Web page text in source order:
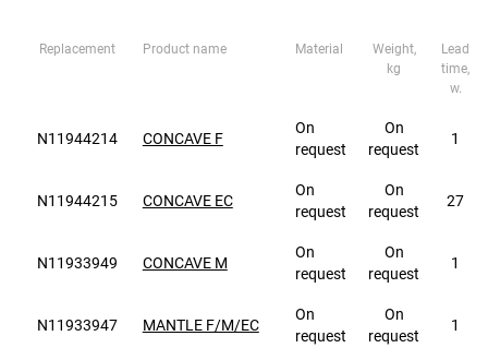
Replacement Product name Material
Weight,
kg
Lead
time,
w.
N11944214 CONCAVE F
On
request
On
request
1
N11944215 CONCAVE EC
On
request
On
request
27
N11933949 CONCAVE M
On
request
On
request
1
N11933947 MANTLE F/M/EC
On
request
On
request
1